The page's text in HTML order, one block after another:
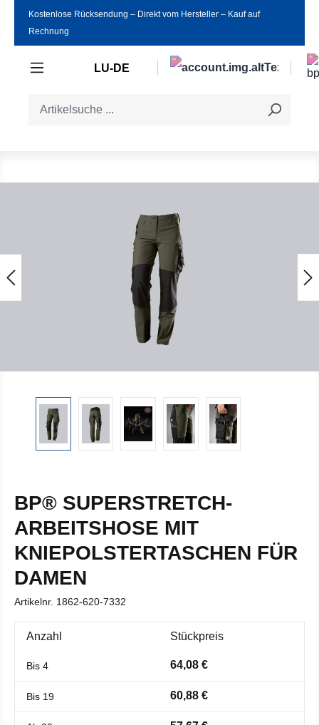
Zum Hauptinhalt springen
Kostenlose Rücksendung ‒ Direkt vom Hersteller ‒ Kauf auf
Rechnung
LU-DE
BP® SUPERSTRETCH-
ARBEITSHOSE MIT
KNIEPOLSTERTASCHEN FÜR
DAMEN
Artikelnr. 1862-620-7332
Anzahl Stückpreis
Bis 4 64,08 €
Bis 19 60,88 €